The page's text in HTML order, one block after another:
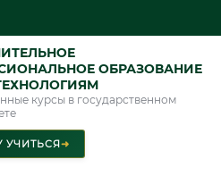
ОБРАЗОВАНИЕ
курсы в государственном
УЧИТЬСЯ➜